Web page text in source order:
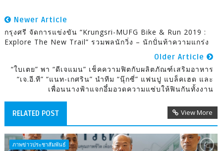
Newer Article
กรุงศรี จัดการแข่งขัน “Krungsri-MUFG Bike & Run 2019 :
Explore The New Trail” รวมพลนักวิ่ง – นักปั่นท้าความแกร่ง
Older Article
“ใบเตย” พา “ดีเจแมน” เช็คความฟิตกับผลิตภัณฑ์เสริมอาหาร
“เจ.อี.ที” “แนท-เกศริน” นำทีม “นุ๊กซี่” แฟนปู แบล็คเฮด และ
เพื่อนนางฟ้าแจกอึ๋มอวดความแซ่บให้ฟินกันทั้งงาน
RELATED POST View More
ภาพข่าวประชาสัมพันธ์